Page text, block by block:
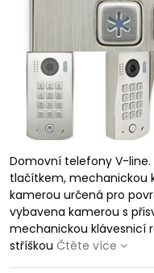
Domovní telefony V-line.
tlačítkem, mechanickou
kamerou určená pro
vybavena kamerou s
mechanickou klávesnicí
stříškou Čtěte více